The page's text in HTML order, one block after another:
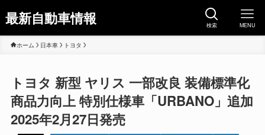
最新自動車情報 検索 MENU
ホーム 日本車 トヨタ
トヨタ 新型 ヤリス 一部改良 装備標準化
商品力向上 特別仕様車「URBANO」追加
2025年2月27日発売